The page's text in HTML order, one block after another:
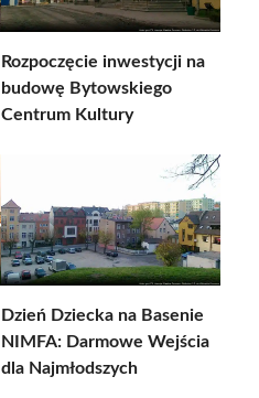
Rozpoczęcie inwestycji na
budowę Bytowskiego
Centrum Kultury
Dzień Dziecka na Basenie
NIMFA: Darmowe Wejścia
dla Najmłodszych